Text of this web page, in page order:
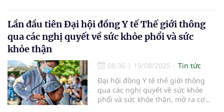
truyền thống...
Lần đầu tiên Đại hội đồng Y tế Thế giới thông
qua các nghị quyết về sức khỏe phổi và sức
khỏe thận
08:36 | 19/08/2025
Tin tức
Đại hội đồng Y tế thế giới thông
qua các nghị quyết về sức khỏe
phổi và sức khỏe thận, mở ra cơ